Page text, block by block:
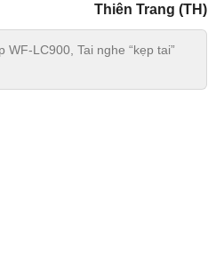
Thiên Trang (TH)
WF-LC900, Tai nghe “kẹp tai”